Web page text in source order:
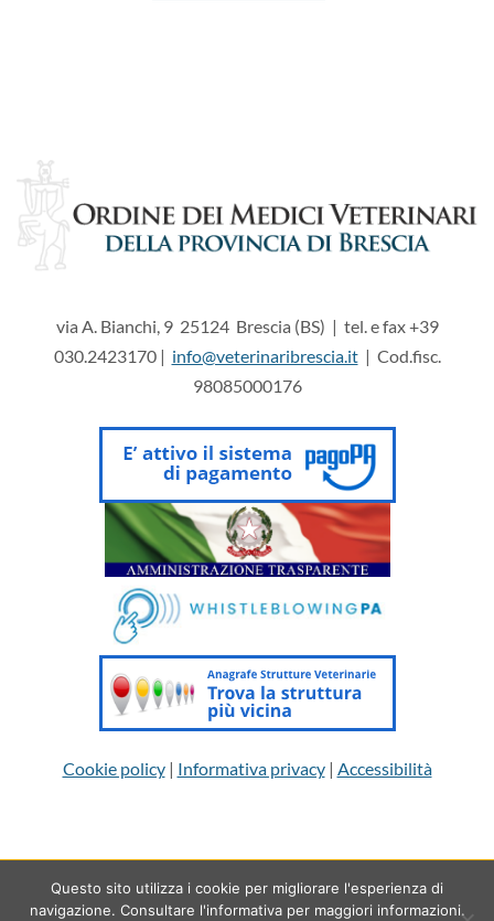
via A. Bianchi, 9 25124 Brescia (BS) | tel. e fax +39
030.2423170 | info@veterinaribrescia.it| Cod.fisc.
98085000176
Cookie policy| Informativa privacy| Accessibilità
Copyright 2026 © Ordine dei Medici Veterinari della provincia di
Questo sito utilizza i cookie per migliorare l'esperienza di
navigazione. Consultare l'informativa per maggiori informazioni.